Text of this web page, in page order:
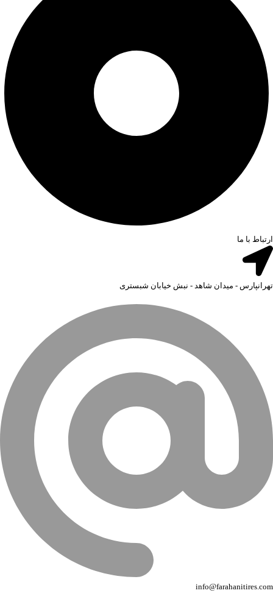
ارتباط با ما
تهرانپارس - میدان شاهد - نبش خیابان شبستری
info@farahanitires.com